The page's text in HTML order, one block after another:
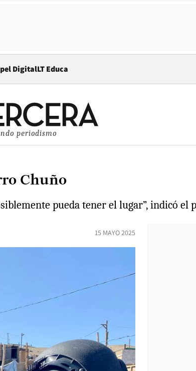
DigitalOpens in new window
LT Educa
periodismo
Chuño
pueda tener el lugar”, indicó el
15 MAYO 2025